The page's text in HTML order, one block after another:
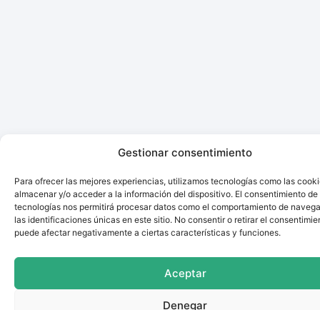
Gestionar consentimiento
Para ofrecer las mejores experiencias, utilizamos tecnologías como las
almacenar y/o acceder a la información del dispositivo. El consentimiento de
tecnologías nos permitirá procesar datos como el comportamiento de
las identificaciones únicas en este sitio. No consentir o retirar el
puede afectar negativamente a ciertas características y funciones.
Aceptar
Denegar